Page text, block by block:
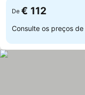
De € 112
Consulte os preços de